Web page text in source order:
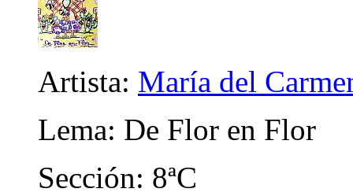
Artista: María del
Lema: De Flor en Flor
Sección: 8ªC